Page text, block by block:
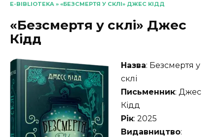
E-BIBLIOTEKA » «БЕЗСМЕРТЯ У СКЛІ» ДЖЕС КІДД
«Безсмертя у склі» Джес
Кідд
Назва: Безсмертя у
склі
Письменник: Джес
Кідд
Рік: 2025
Видавництво: